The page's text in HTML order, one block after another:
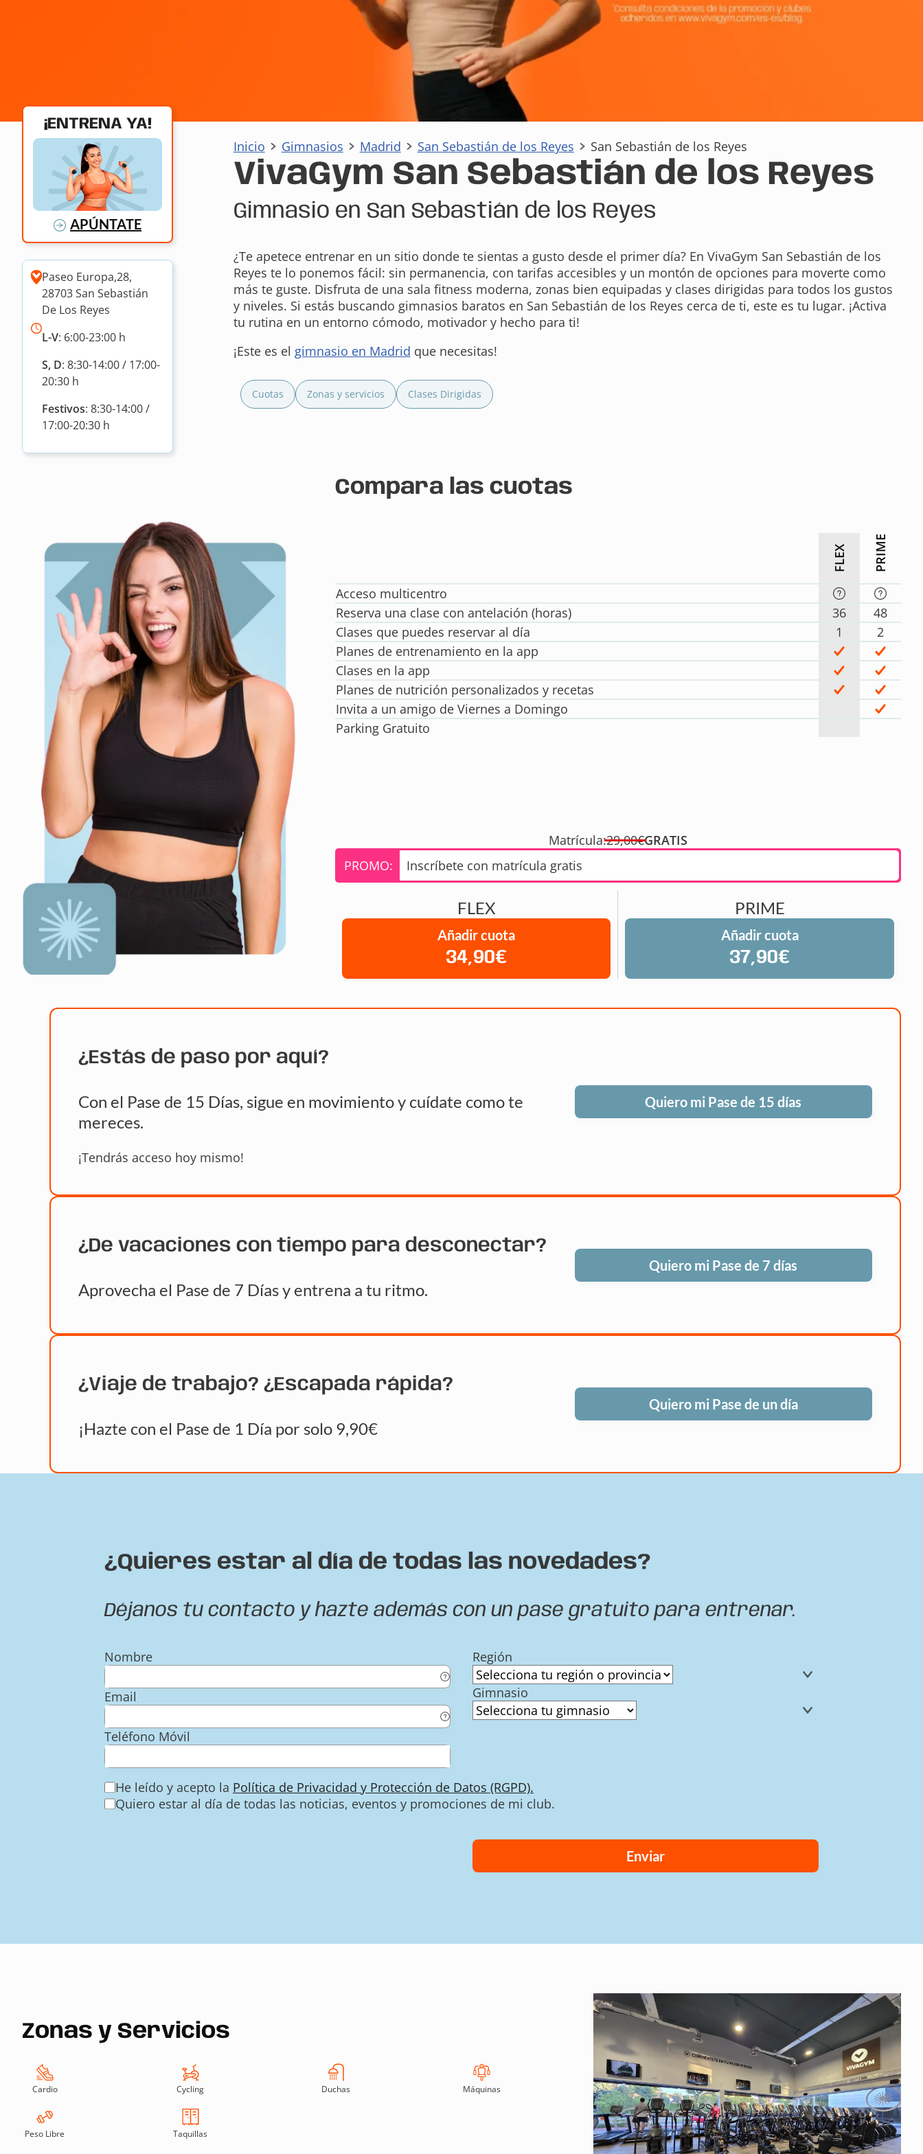
¡ENTRENA YA!
APÚNTATE
Paseo Europa,28,
28703 San Sebastián
De Los Reyes
L-V: 6:00-23:00 h
S, D: 8:30-14:00 / 17:00-
20:30 h
Festivos: 8:30-14:00 /
17:00-20:30 h
Inicio Gimnasios Madrid San Sebastián de los Reyes San Sebastián de los Reyes
VivaGym San Sebastián de los Reyes
Gimnasio en San Sebastián de los Reyes
¿Te apetece entrenar en un sitio donde te sientas a gusto desde el primer día? En VivaGym San Sebastián de los
Reyes te lo ponemos fácil: sin permanencia, con tarifas accesibles y un montón de opciones para moverte como
más te guste. Disfruta de una sala fitness moderna, zonas bien equipadas y clases dirigidas para todos los gustos
y niveles. Si estás buscando gimnasios baratos en San Sebastián de los Reyes cerca de ti, este es tu lugar. ¡Activa
tu rutina en un entorno cómodo, motivador y hecho para ti!
¡Este es el gimnasio en Madrid que necesitas!
Cuotas Zonas y servicios Clases Dirigidas
Compara las cuotas
FLEX PRIME
Acceso multicentro
Reserva una clase con antelación (horas)
36
48
Clases que puedes reservar al día
1
2
Planes de entrenamiento en la app
Clases en la app
Planes de nutrición personalizados y recetas
Invita a un amigo de Viernes a Domingo
Parking Gratuito
Matrícula:29,00€GRATIS
PROMO:
Inscríbete con matrícula gratis
FLEX
Añadir cuota
34,90€
PRIME
Añadir cuota
37,90€
¿Estás de paso por aquí?
Con el Pase de 15 Días, sigue en movimiento y cuídate como te
mereces.
¡Tendrás acceso hoy mismo!
Quiero mi Pase de 15 días
¿De vacaciones con tiempo para desconectar?
Aprovecha el Pase de 7 Días y entrena a tu ritmo.
Quiero mi Pase de 7 días
¿Viaje de trabajo? ¿Escapada rápida?
¡Hazte con el Pase de 1 Día por solo 9,90€
Quiero mi Pase de un día
¿Quieres estar al día de todas las novedades?
Déjanos tu contacto y hazte además con un pase gratuito para entrenar.
Nombre
Email
Teléfono Móvil
Región
Gimnasio
He leído y acepto la Política de Privacidad y Protección de Datos (RGPD).
Quiero estar al día de todas las noticias, eventos y promociones de mi club.
Zonas y Servicios
Cardio Cycling Duchas Máquinas
Peso Libre Taquillas